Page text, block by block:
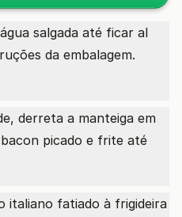
salgada até ficar al
da embalagem.
derreta a manteiga em
picado e frite até
italiano fatiado à frigideira